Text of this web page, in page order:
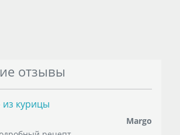
отзывы
курицы
Margo